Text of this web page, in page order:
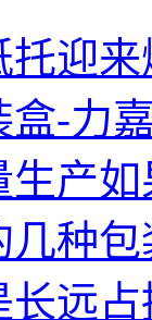
迎
盒-力
产
种
远